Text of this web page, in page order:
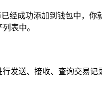
经成功添加到钱包中，
表中。
发送、接收、查询交易